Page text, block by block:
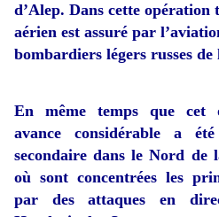
d’Alep. Dans cette opération
aérien est assuré par
bombardiers légers russes
En même temps que cet
avance considérable a
secondaire dans le Nord de
où sont concentrées les
par des attaques en